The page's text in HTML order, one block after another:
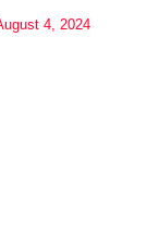
4, 2024